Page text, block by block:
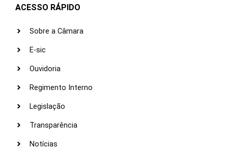
ACESSO RÁPIDO
Sobre a Câmara
E-sic
Ouvidoria
Regimento Interno
Legislação
Transparência
Notícias